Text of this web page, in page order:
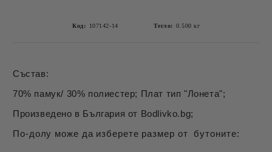
Код: 107142-14 Тегло: 0.500 кг
Състав:
70% памук/ 30% полиестер; Плат тип "Лонета";
Произведено в България от Bodlivko.bg;
По-долу може да изберете размер от бутоните: